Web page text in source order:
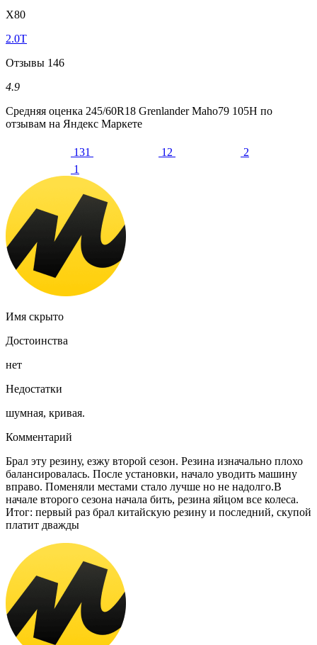
X80
2.0T
Отзывы 146
4.9
Средняя оценка 245/60R18 Grenlander Maho79 105H по
отзывам на Яндекс Маркете
131 12
2
1
Имя скрыто
Достоинства
нет
Недостатки
шумная, кривая.
Комментарий
Брал эту резину, езжу второй сезон. Резина изначально плохо
балансировалась. После установки, начало уводить машину
вправо. Поменяли местами стало лучше но не надолго.В
начале второго сезона начала бить, резина яйцом все колеса.
Итог: первый раз брал китайскую резину и последний, скупой
платит дважды